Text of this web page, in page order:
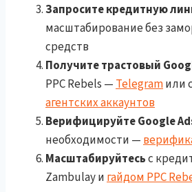
Запросите кредитную
масштабирование без
средств
Получите трастовый
PPC Rebels — Telegramили
агентских аккаунтов
Верифицируйте Google
необходимости —
Масштабируйтесьс
Zambulay и гайдом PPC